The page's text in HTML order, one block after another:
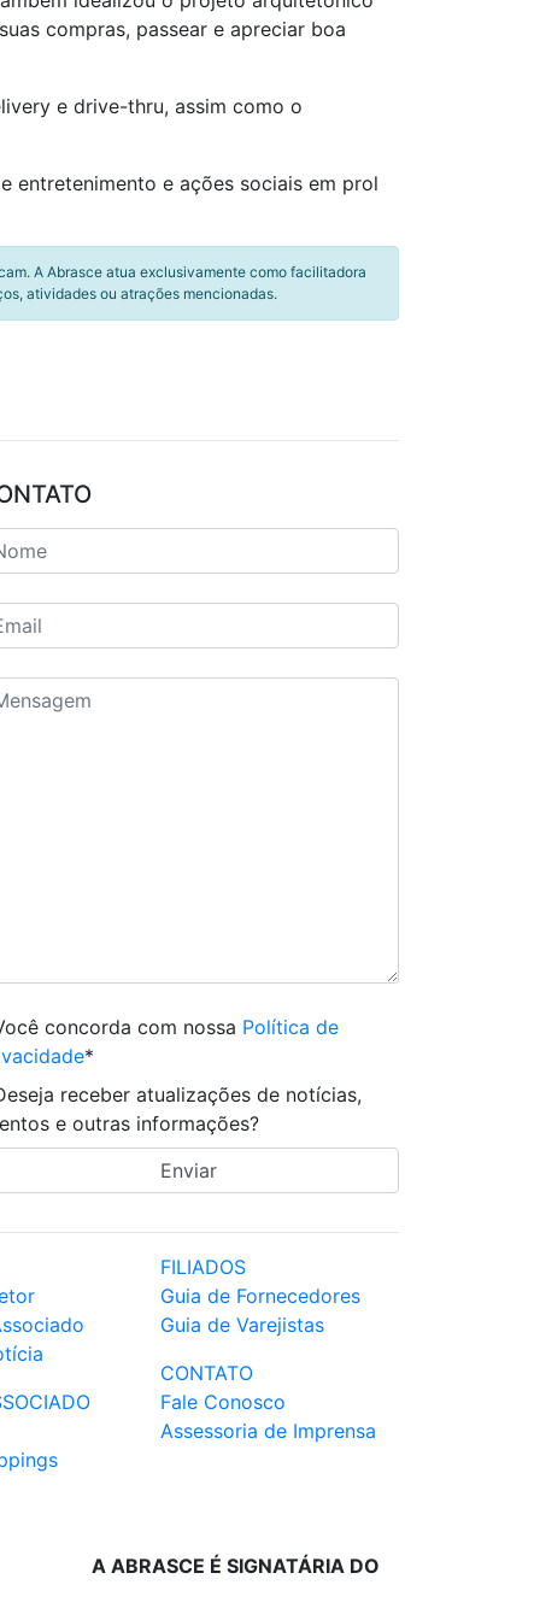
compras, passear e apreciar boa
e drive-thru, assim como o
entretenimento e ações sociais em prol
A Abrasce atua exclusivamente como facilitadora
atividades ou atrações mencionadas.
concorda com nossa Política de
*
receber atualizações de notícias,
e outras informações?
FILIADOS
Guia de Fornecedores
Guia de Varejistas
CONTATO
Fale Conosco
Assessoria de Imprensa
A ABRASCE É SIGNATÁRIA DO